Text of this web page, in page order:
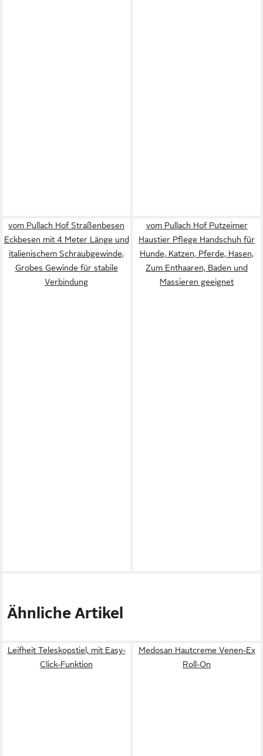
vom Pullach Hof Straßenbesen
Eckbesen mit 4 Meter Länge und
italienischem Schraubgewinde,
Grobes Gewinde für stabile
Verbindung
vom Pullach Hof Putzeimer
Haustier Pflege Handschuh für
Hunde, Katzen, Pferde, Hasen,
Zum Enthaaren, Baden und
Massieren geeignet
Ähnliche Artikel
Leifheit Teleskopstiel, mit Easy-
Click-Funktion
Medosan Hautcreme Venen-Ex
Roll-On